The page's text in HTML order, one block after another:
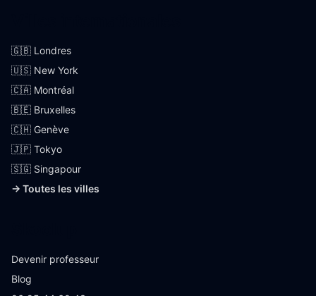
🇬🇧 Londres
🇺🇸 New York
🇨🇦 Montréal
🇧🇪 Bruxelles
🇨🇭 Genève
🇯🇵 Tokyo
🇸🇬 Singapour
→ Toutes les villes
Devenir professeur
Blog